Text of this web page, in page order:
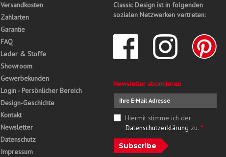
Versandkosten
Zahlarten
Garantie
FAQ
Leder & Stoffe
Showroom
Gewerbekunden
Login - Persönlicher Bereich
Design-Geschichte
Kontakt
Newsletter
Datenschutz
Impressum
Classic Design ist in folgenden
sozialen Netzwerken vertreten:
Newsletter abonnieren
Hiermit stimme ich der
Datenschutzerklärung zu. *
Subscribe